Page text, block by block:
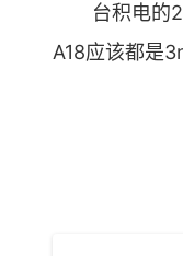
台积电的
A18应该都是